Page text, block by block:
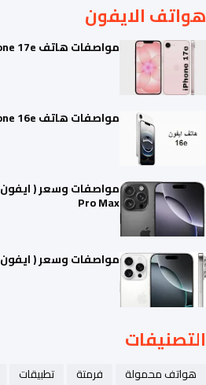
هواتف الايفون
مواصفات هاتف iPhone 17e كاملا
مواصفات هاتف iPhone 16e
Pro Max
مواصفات وسعر ( ايفون 16 برو ) iPhone 16 Pro
التصنيفات
هواتف محمولة فرمتة تطبيقات